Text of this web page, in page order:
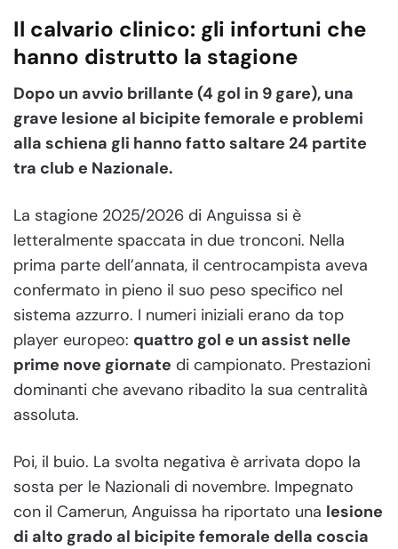
Il calvario clinico: gli infortuni che
hanno distrutto la stagione
Dopo un avvio brillante (4 gol in 9 gare), una
grave lesione al bicipite femorale e problemi
alla schiena gli hanno fatto saltare 24 partite
tra club e Nazionale.
La stagione 2025/2026 di Anguissa si è
letteralmente spaccata in due tronconi. Nella
prima parte dell’annata, il centrocampista aveva
confermato in pieno il suo peso specifico nel
sistema azzurro. I numeri iniziali erano da top
player europeo: quattro gol e un assist nelle
prime nove giornate di campionato. Prestazioni
dominanti che avevano ribadito la sua centralità
assoluta.
Poi, il buio. La svolta negativa è arrivata dopo la
sosta per le Nazionali di novembre. Impegnato
con il Camerun, Anguissa ha riportato una lesione
di alto grado al bicipite femorale della coscia